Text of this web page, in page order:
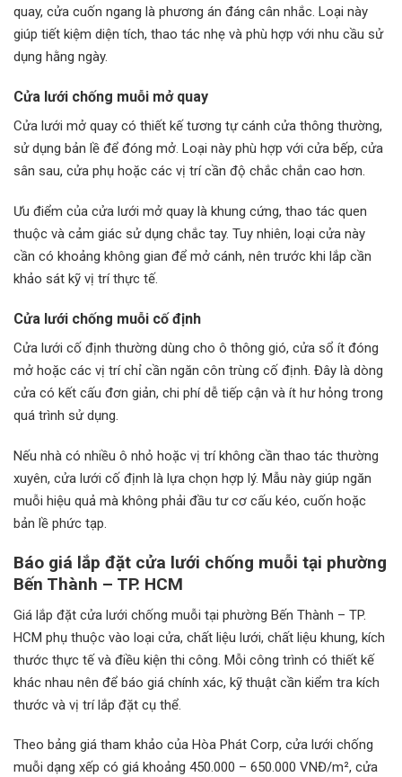
quay, cửa cuốn ngang là phương án đáng cân nhắc. Loại này
giúp tiết kiệm diện tích, thao tác nhẹ và phù hợp với nhu cầu sử
dụng hằng ngày.
Cửa lưới chống muỗi mở quay
Cửa lưới mở quay có thiết kế tương tự cánh cửa thông thường,
sử dụng bản lề để đóng mở. Loại này phù hợp với cửa bếp, cửa
sân sau, cửa phụ hoặc các vị trí cần độ chắc chắn cao hơn.
Ưu điểm của cửa lưới mở quay là khung cứng, thao tác quen
thuộc và cảm giác sử dụng chắc tay. Tuy nhiên, loại cửa này
cần có khoảng không gian để mở cánh, nên trước khi lắp cần
khảo sát kỹ vị trí thực tế.
Cửa lưới chống muỗi cố định
Cửa lưới cố định thường dùng cho ô thông gió, cửa sổ ít đóng
mở hoặc các vị trí chỉ cần ngăn côn trùng cố định. Đây là dòng
cửa có kết cấu đơn giản, chi phí dễ tiếp cận và ít hư hỏng trong
quá trình sử dụng.
Nếu nhà có nhiều ô nhỏ hoặc vị trí không cần thao tác thường
xuyên, cửa lưới cố định là lựa chọn hợp lý. Mẫu này giúp ngăn
muỗi hiệu quả mà không phải đầu tư cơ cấu kéo, cuốn hoặc
bản lề phức tạp.
Báo giá lắp đặt cửa lưới chống muỗi tại phường
Bến Thành – TP. HCM
Giá lắp đặt cửa lưới chống muỗi tại phường Bến Thành – TP.
HCM phụ thuộc vào loại cửa, chất liệu lưới, chất liệu khung, kích
thước thực tế và điều kiện thi công. Mỗi công trình có thiết kế
khác nhau nên để báo giá chính xác, kỹ thuật cần kiểm tra kích
thước và vị trí lắp đặt cụ thể.
Theo bảng giá tham khảo của Hòa Phát Corp, cửa lưới chống
muỗi dạng xếp có giá khoảng 450.000 – 650.000 VNĐ/m², cửa